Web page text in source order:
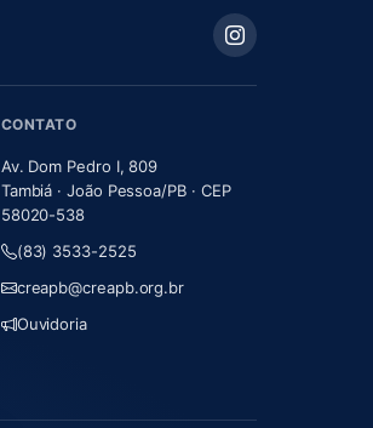
CONTATO
Av. Dom Pedro I, 809
Tambiá · João Pessoa/PB · CEP
58020-538
(83) 3533-2525
creapb@creapb.org.br
Ouvidoria